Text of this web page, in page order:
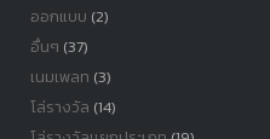
ออกแบบ (2)
อื่นๆ (37)
เนมเพลท (3)
โล่รางวัล (14)